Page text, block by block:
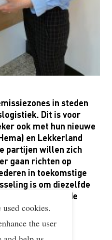
in steden
Dit is voor
ook met hun nieuwe
) en Lekkerland
partijen willen zich
gaan richten op
in toekomstige
is om diezelfde
begonnen met de
streeft naar
cookies.
the user